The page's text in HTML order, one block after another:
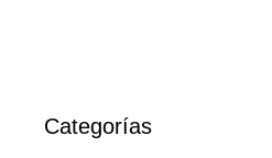
Categorías